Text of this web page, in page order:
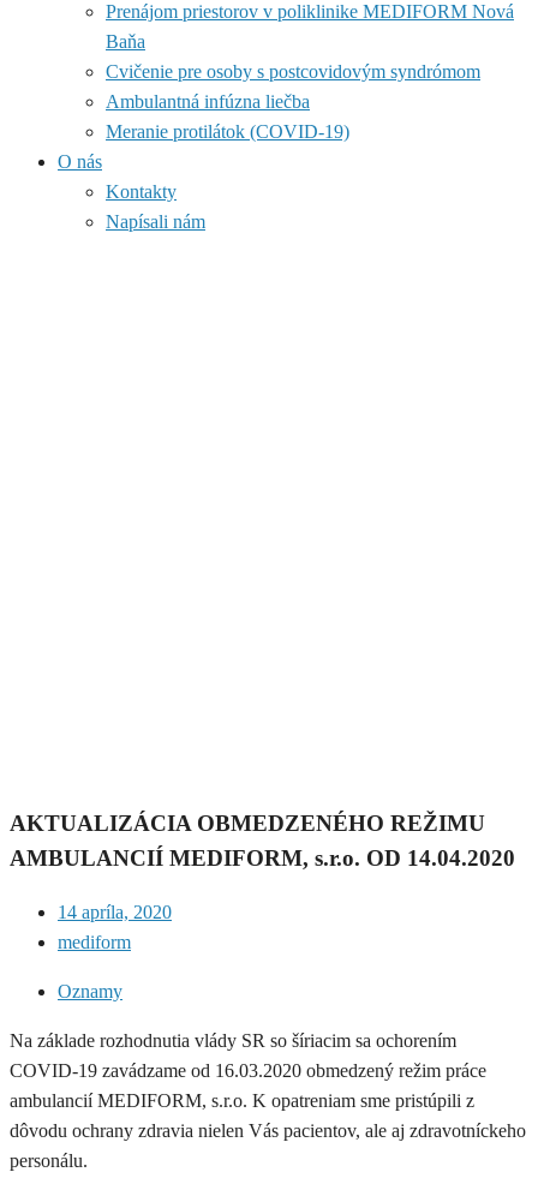
Prenájom priestorov v poliklinike MEDIFORM Nová
Baňa
Cvičenie pre osoby s postcovidovým syndrómom
Ambulantná infúzna liečba
Meranie protilátok (COVID-19)
O nás
Kontakty
Napísali nám
AKTUALIZÁCIA OBMEDZENÉHO REŽIMU
AMBULANCIÍ MEDIFORM, s.r.o. OD 14.04.2020
14 apríla, 2020
mediform
Oznamy
Na základe rozhodnutia vlády SR so šíriacim sa ochorením
COVID-19 zavádzame od 16.03.2020 obmedzený režim práce
ambulancií MEDIFORM, s.r.o. K opatreniam sme pristúpili z
dôvodu ochrany zdravia nielen Vás pacientov, ale aj zdravotníckeho
personálu.